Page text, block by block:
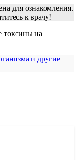
для ознакомления.
к врачу!
токсины на